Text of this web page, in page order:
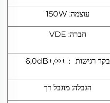
עוצמה: 150W
חברה: VDE
בקר רגישות ：+∞,+6,0dB
הגבלה: מוגבל רך